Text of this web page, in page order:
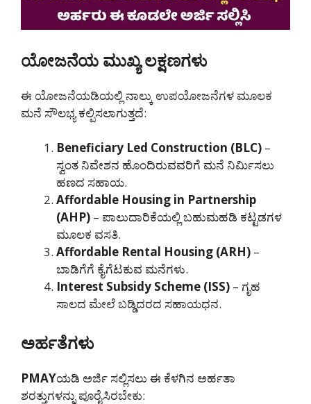
ಯೋಜನೆಯ ಮುಖ್ಯ ಲಕ್ಷಣಗಳು
ಈ ಯೋಜನೆಯಡಿಯಲ್ಲಿ ನಾಲ್ಕು ಉಪಯೋಜನೆಗಳ ಮೂಲಕ
ಮನೆ ಸೌಲಭ್ಯ ಕಲ್ಪಿಸಲಾಗುತ್ತದೆ:
Beneficiary Led Construction (BLC) –
ಸ್ವಂತ ನಿವೇಶನ ಹೊಂದಿರುವವರಿಗೆ ಮನೆ ನಿರ್ಮಿಸಲು
ಹಣದ ಸಹಾಯ.
Affordable Housing in Partnership
(AHP) – ಪಾಲುದಾರಿಕೆಯಲ್ಲಿ ಬಹುಮಹಡಿ ಕಟ್ಟಡಗಳ
ಮೂಲಕ ವಸತಿ.
Affordable Rental Housing (ARH) –
ಬಾಡಿಗೆಗೆ ಕೈಗೆಟಕುವ ಮನೆಗಳು.
Interest Subsidy Scheme (ISS) – ಗೃಹ
ಸಾಲದ ಮೇಲೆ ಬಡ್ಡಿದರದ ಸಹಾಯಧನ.
ಅರ್ಹತೆಗಳು
PMAYಯಡಿ ಅರ್ಜಿ ಸಲ್ಲಿಸಲು ಈ ಕೆಳಗಿನ ಅರ್ಹತಾ
ಶರತ್ತುಗಳನ್ನು ಪೂರೈಸಿರಬೇಕು: